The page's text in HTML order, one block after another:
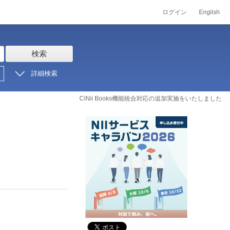
ログイン English
検索
詳細検索
CiNii Books機能統合対応の追加実施をいたしました